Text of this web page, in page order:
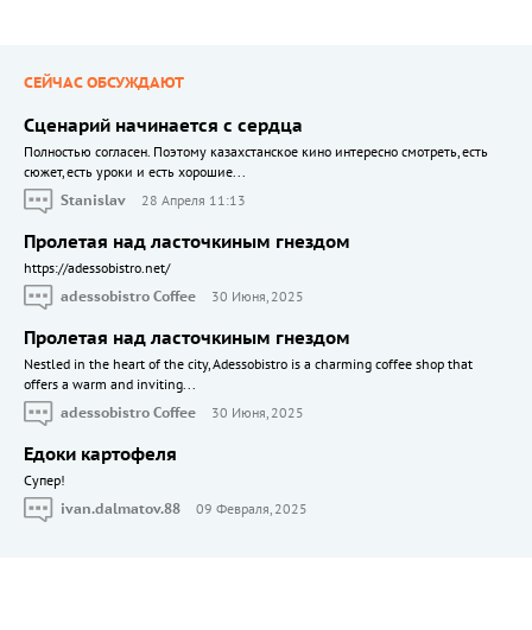
СЕЙЧАС ОБСУЖДАЮТ
Сценарий начинается с сердца
Полностью согласен. Поэтому казахстанское кино интересно смотреть, есть
сюжет, есть уроки и есть хорошие...
Stanislav
28 Апреля 11:13
Пролетая над ласточкиным гнездом
https://adessobistro.net/
adessobistro Coffee
30 Июня, 2025
Пролетая над ласточкиным гнездом
Nestled in the heart of the city, Adessobistro is a charming coffee shop that
offers a warm and inviting...
adessobistro Coffee
30 Июня, 2025
Едоки картофеля
Cупер!
ivan.dalmatov.88
09 Февраля, 2025